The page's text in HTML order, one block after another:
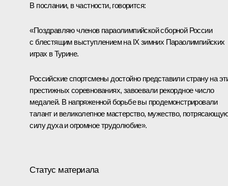
В послании, в частности, говорится:
«Поздравляю членов параолимпийской сборной России
с блестящим выступлением на IX зимних Параолимпийских
играх в Турине.
Российские спортсмены достойно представили страну на
престижных соревнованиях, завоевали рекордное число
медалей. В напряженной борьбе вы продемонстрировали
талант и великолепное мастерство, мужество,
силу духа и огромное трудолюбие».
Статус материала